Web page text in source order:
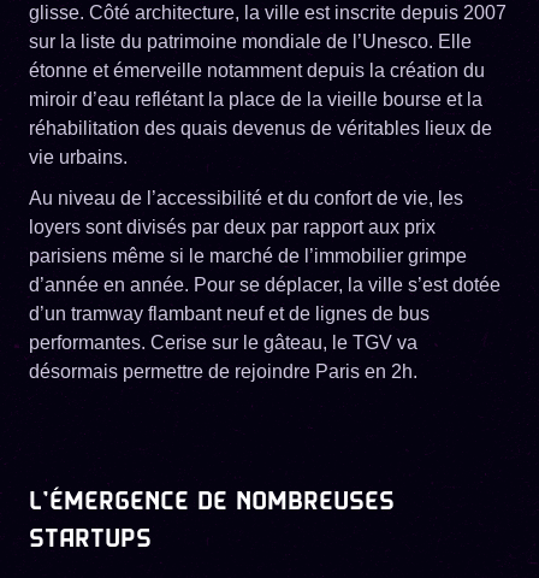
glisse. Côté architecture, la ville est inscrite depuis 2007
sur la liste du patrimoine mondiale de l’Unesco. Elle
étonne et émerveille notamment depuis la création du
miroir d’eau reflétant la place de la vieille bourse et la
réhabilitation des quais devenus de véritables lieux de
vie urbains.
Au niveau de l’accessibilité et du confort de vie, les
loyers sont divisés par deux par rapport aux prix
parisiens même si le marché de l’immobilier grimpe
d’année en année. Pour se déplacer, la ville s’est dotée
d’un tramway flambant neuf et de lignes de bus
performantes. Cerise sur le gâteau, le TGV va
désormais permettre de rejoindre Paris en 2h.
L’ÉMERGENCE DE NOMBREUSES
STARTUPS